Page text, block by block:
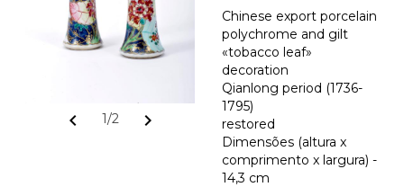
chevron_left 1/2 chevron_right
Chinese export porcelain
polychrome and gilt
«tobacco leaf»
decoration
Qianlong period (1736-
1795)
restored
Dimensões (altura x
comprimento x largura) -
14,3 cm